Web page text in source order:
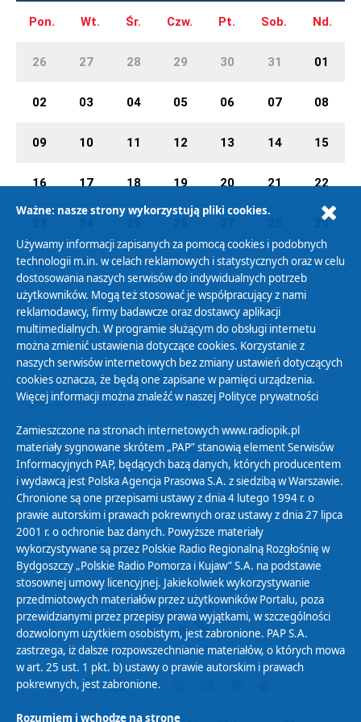
Pon. Wt. Śr. Czw. Pt. Sob. Nd.
26 27 28 29 30 31 01
02 03 04 05 06 07 08
09 10 11 12 13 14 15
16 17 18 19 20 21 22
29
30 31 01 02 03 04 05
Polityka Prywatności
Zasady korzystania z Serwisu
Organizacje Pożytku Publicznego
Cyfryzacja DAB+
Polityka ochrony danych osobowych
Abonament
Zamówienia publiczne
Biuletyn Informacji Publicznej
Ważne: nasze strony wykorzystują pliki cookies.
Używamy informacji zapisanych za pomocą cookies i podobnych
technologii m.in. w celach reklamowych i statystycznych oraz w celu
dostosowania naszych serwisów do indywidualnych potrzeb
użytkowników. Mogą też stosować je współpracujący z nami
reklamodawcy, firmy badawcze oraz dostawcy aplikacji
multimedialnych. W programie służącym do obsługi internetu
można zmienić ustawienia dotyczące cookies. Korzystanie z
naszych serwisów internetowych bez zmiany ustawień dotyczących
cookies oznacza, że będą one zapisane w pamięci urządzenia.
Więcej informacji można znaleźć w naszej Polityce prywatności
Zamieszczone na stronach internetowych www.radiopik.pl
materiały sygnowane skrótem „PAP” stanowią element Serwisów
Informacyjnych PAP, będących bazą danych, których producentem
i wydawcą jest Polska Agencja Prasowa S.A. z siedzibą w Warszawie.
Chronione są one przepisami ustawy z dnia 4 lutego 1994 r. o
prawie autorskim i prawach pokrewnych oraz ustawy z dnia 27 lipca
2001 r. o ochronie baz danych. Powyższe materiały
wykorzystywane są przez Polskie Radio Regionalną Rozgłośnię w
Bydgoszczy „Polskie Radio Pomorza i Kujaw” S.A. na podstawie
stosownej umowy licencyjnej. Jakiekolwiek wykorzystywanie
przedmiotowych materiałów przez użytkowników Portalu, poza
przewidzianymi przez przepisy prawa wyjątkami, w szczególności
dozwolonym użytkiem osobistym, jest zabronione. PAP S.A.
zastrzega, iż dalsze rozpowszechnianie materiałów, o których mowa
w art. 25 ust. 1 pkt. b) ustawy o prawie autorskim i prawach
pokrewnych, jest zabronione.
Rozumiem i wchodzę na stronę